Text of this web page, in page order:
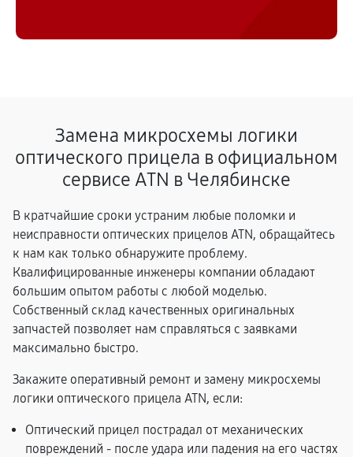
Замена микросхемы логики
оптического прицела в официальном
сервисе ATN в Челябинске
В кратчайшие сроки устраним любые поломки и
неисправности оптических прицелов ATN, обращайтесь
к нам как только обнаружите проблему.
Квалифицированные инженеры компании обладают
большим опытом работы с любой моделью.
Собственный склад качественных оригинальных
запчастей позволяет нам справляться с заявками
максимально быстро.
Закажите оперативный ремонт и замену микросхемы
логики оптического прицела ATN, если:
Оптический прицел пострадал от механических
повреждений - после удара или падения на его частях